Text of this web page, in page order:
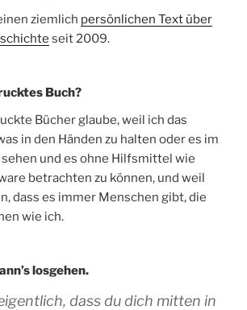
ziemlich persönlichen Text über
seit 2009.
Buch?
Bücher glaube, weil ich das
in den Händen zu halten oder es im
sehen und es ohne Hilfsmittel wie
betrachten zu können, und weil
dass es immer Menschen gibt, die
wie ich.
losgehen.
dass du dich mitten in